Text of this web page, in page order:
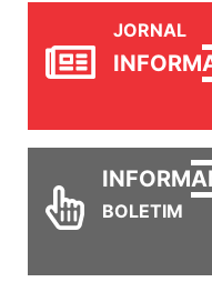
JORNAL
INFORM